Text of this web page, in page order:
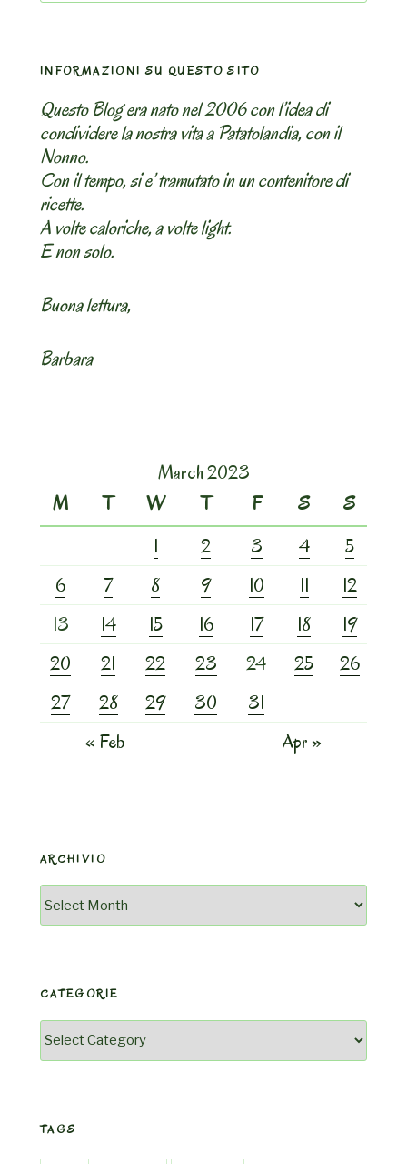
INFORMAZIONI SU QUESTO SITO
Questo Blog era nato nel 2006 con l’idea di
condividere la nostra vita a Patatolandia, con il
Nonno.
Con il tempo, si e’ tramutato in un contenitore di
ricette.
A volte caloriche, a volte light.
E non solo.
Buona lettura,
Barbara
March 2023
M
T W T F S
S
1
2 3 4
5
6
7 8 9 10 11
12
13
14 15 16 17 18
19
20
21 22 23 24 25
26
27
28 29 30
31
« Feb
Apr »
ARCHIVIO
Archivio
CATEGORIE
Categorie
TAGS